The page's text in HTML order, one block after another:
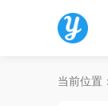
当前位置：